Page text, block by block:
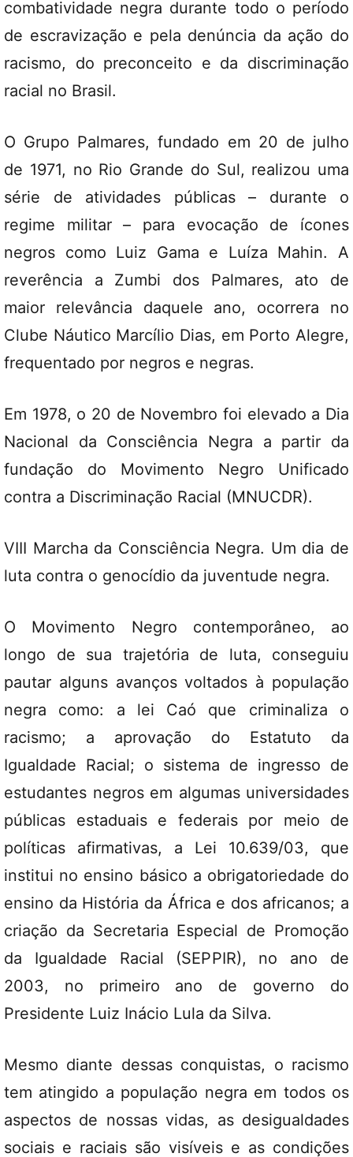
combatividade negra durante todo o período
de escravização e pela denúncia da ação do
racismo, do preconceito e da discriminação
racial no Brasil.
O Grupo Palmares, fundado em 20 de julho
de 1971, no Rio Grande do Sul, realizou uma
série de atividades públicas – durante o
regime militar – para evocação de ícones
negros como Luiz Gama e Luíza Mahin. A
reverência a Zumbi dos Palmares, ato de
maior relevância daquele ano, ocorrera no
Clube Náutico Marcílio Dias, em Porto Alegre,
frequentado por negros e negras.
Em 1978, o 20 de Novembro foi elevado a Dia
Nacional da Consciência Negra a partir da
fundação do Movimento Negro Unificado
contra a Discriminação Racial (MNUCDR).
VIII Marcha da Consciência Negra. Um dia de
luta contra o genocídio da juventude negra.
O Movimento Negro contemporâneo, ao
longo de sua trajetória de luta, conseguiu
pautar alguns avanços voltados à população
negra como: a lei Caó que criminaliza o
racismo; a aprovação do Estatuto da
Igualdade Racial; o sistema de ingresso de
estudantes negros em algumas universidades
públicas estaduais e federais por meio de
políticas afirmativas, a Lei 10.639/03, que
institui no ensino básico a obrigatoriedade do
ensino da História da África e dos africanos; a
criação da Secretaria Especial de Promoção
da Igualdade Racial (SEPPIR), no ano de
2003, no primeiro ano de governo do
Presidente Luiz Inácio Lula da Silva.
Mesmo diante dessas conquistas, o racismo
tem atingido a população negra em todos os
aspectos de nossas vidas, as desigualdades
sociais e raciais são visíveis e as condições